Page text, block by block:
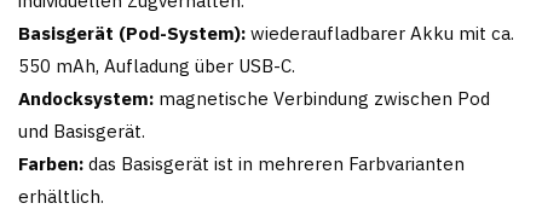
Basisgerät (Pod-System): wiederaufladbarer Akku mit ca.
550 mAh, Aufladung über USB-C.
Andocksystem: magnetische Verbindung zwischen Pod
und Basisgerät.
Farben: das Basisgerät ist in mehreren Farbvarianten
erhältlich.